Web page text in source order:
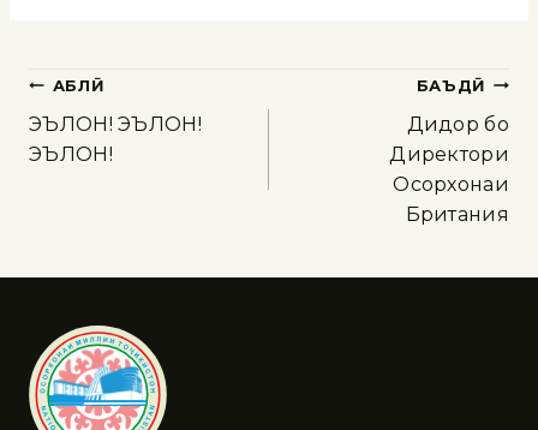
ҚАБЛӢ
ЭЪЛОН! ЭЪЛОН!
ЭЪЛОН!
БАЪДӢ
Дидор бо
Директори
Осорхонаи
Британия